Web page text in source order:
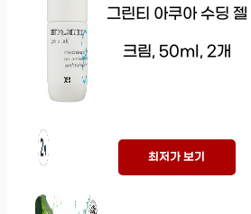
그린티 아쿠아 수딩 젤
크림, 50ml, 2개
최저가 보기